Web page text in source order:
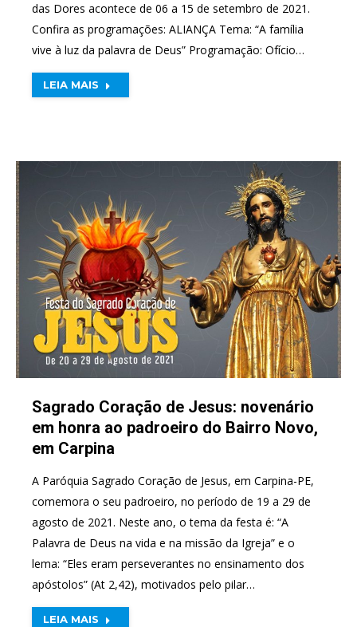
das Dores acontece de 06 a 15 de setembro de 2021.
Confira as programações: ALIANÇA Tema: “A família
vive à luz da palavra de Deus” Programação: Ofício…
LEIA MAIS
Sagrado Coração de Jesus: novenário
em honra ao padroeiro do Bairro Novo,
em Carpina
A Paróquia Sagrado Coração de Jesus, em Carpina-PE,
comemora o seu padroeiro, no período de 19 a 29 de
agosto de 2021. Neste ano, o tema da festa é: “A
Palavra de Deus na vida e na missão da Igreja” e o
lema: “Eles eram perseverantes no ensinamento dos
apóstolos” (At 2,42), motivados pelo pilar…
LEIA MAIS